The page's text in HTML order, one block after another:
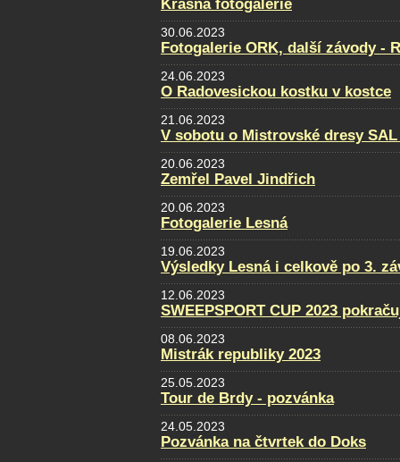
Krásná fotogalerie
30.06.2023
Fotogalerie ORK, další závody -
24.06.2023
O Radovesickou kostku v kostce
21.06.2023
V sobotu o Mistrovské dresy
20.06.2023
Zemřel Pavel Jindřich
20.06.2023
Fotogalerie Lesná
19.06.2023
Výsledky Lesná i celkově po 3.
12.06.2023
SWEEPSPORT CUP 2023
08.06.2023
Mistrák republiky 2023
25.05.2023
Tour de Brdy - pozvánka
24.05.2023
Pozvánka na čtvrtek do Doks